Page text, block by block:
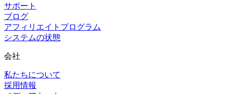
サポート
ブログ
アフィリエイトプログラム
システムの状態
会社
私たちについて
採用情報